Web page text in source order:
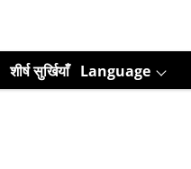
शीर्ष सुर्खियाँ Language